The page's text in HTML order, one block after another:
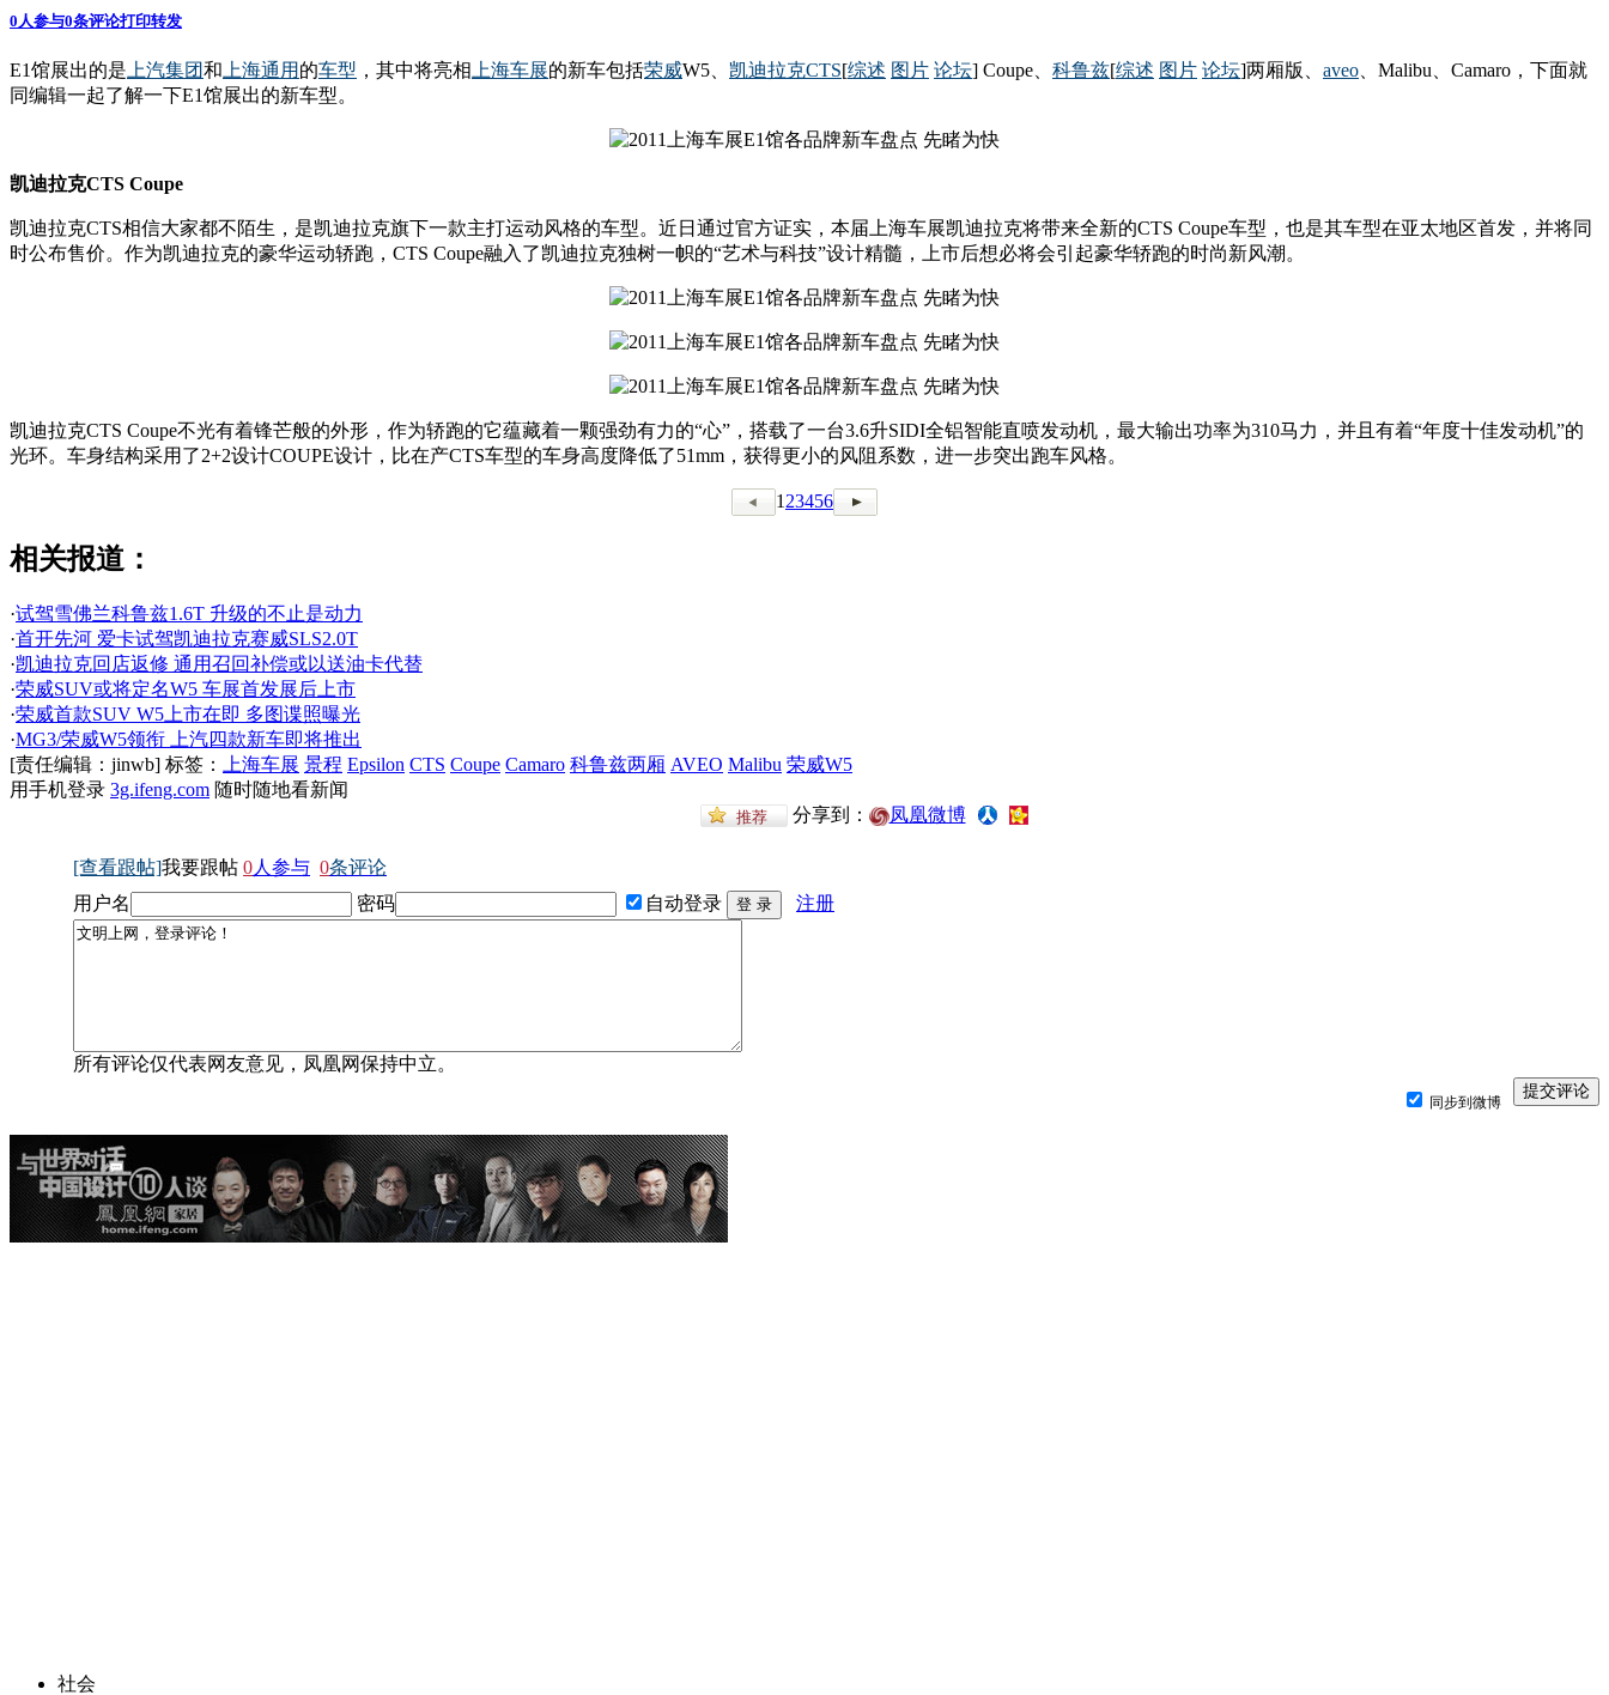
0 人参与0条评论打印转发
E1馆展出的是 上汽集团和 上海通用 的车型 ，其中将亮相 上海车展的新车包括荣威W5、 凯迪拉克CTS[综述 图片 论坛] Coupe、 科鲁兹[综述 图片 论坛]两厢版、 aveo 、Malibu、Camaro，下面就
同编辑一起了解一下E1馆展出的新车型。
凯迪拉克CTS Coupe
凯迪拉克CTS相信大家都不陌生，是凯迪拉克旗下一款主打运动风格的车型。近日通过官方证实，本届上海车展凯迪拉克将带来全新的CTS Coupe车型，也是其车型在亚太地区首发，并将同
时公布售价。作为凯迪拉克的豪华运动轿跑，CTS Coupe融入了凯迪拉克独树一帜的“艺术与科技”设计精髓，上市后想必将会引起豪华轿跑的时尚新风潮。
凯迪拉克CTS Coupe不光有着锋芒般的外形，作为轿跑的它蕴藏着一颗强劲有力的“心”，搭载了一台3.6升SIDI全铝智能直喷发动机，最大输出功率为310马力，并且有着“年度十佳发动机”的
光环。车身结构采用了2+2设计COUPE设计，比在产CTS车型的车身高度降低了51mm，获得更小的风阻系数，进一步突出跑车风格。
1 23456
相关报道：
·试驾雪佛兰科鲁兹1.6T 升级的不止是动力
·首开先河 爱卡试驾凯迪拉克赛威SLS2.0T
·凯迪拉克回店返修 通用召回补偿或以送油卡代替
·荣威SUV或将定名W5 车展首发展后上市
·荣威首款SUV W5上市在即 多图谍照曝光
·MG3/荣威W5领衔 上汽四款新车即将推出
[责任编辑：jinwb] 标签： 上海车展 景程 Epsilon CTS Coupe Camaro 科鲁兹两厢 AVEO Malibu 荣威W5
用手机登录 3g.ifeng.com 随时随地看新闻
分享到：
凤凰微博
[查看跟帖]我要跟帖 0人参与 0条评论
用户名
密码 自动登录 注册
所有评论仅代表网友意见，凤凰网保持中立。
同步到微博
社会